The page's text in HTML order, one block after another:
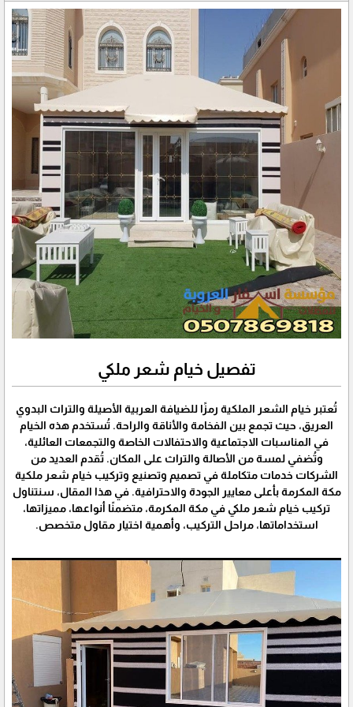
تفصيل خيام شعر ملكي
تُعتبر خيام الشعر الملكية رمزًا للضيافة العربية الأصيلة والتراث البدوي
العريق، حيث تجمع بين الفخامة والأناقة والراحة. تُستخدم هذه الخيام
في المناسبات الاجتماعية والاحتفالات الخاصة والتجمعات العائلية،
وتُضفي لمسة من الأصالة والتراث على المكان. تُقدم العديد من
الشركات خدمات متكاملة في تصميم وتصنيع وتركيب خيام شعر ملكية
مكة المكرمة بأعلى معايير الجودة والاحترافية. في هذا المقال، سنتناول
تركيب خيام شعر ملكي في مكة المكرمة، متضمنًا أنواعها، مميزاتها،
استخداماتها، مراحل التركيب، وأهمية اختيار مقاول متخصص.